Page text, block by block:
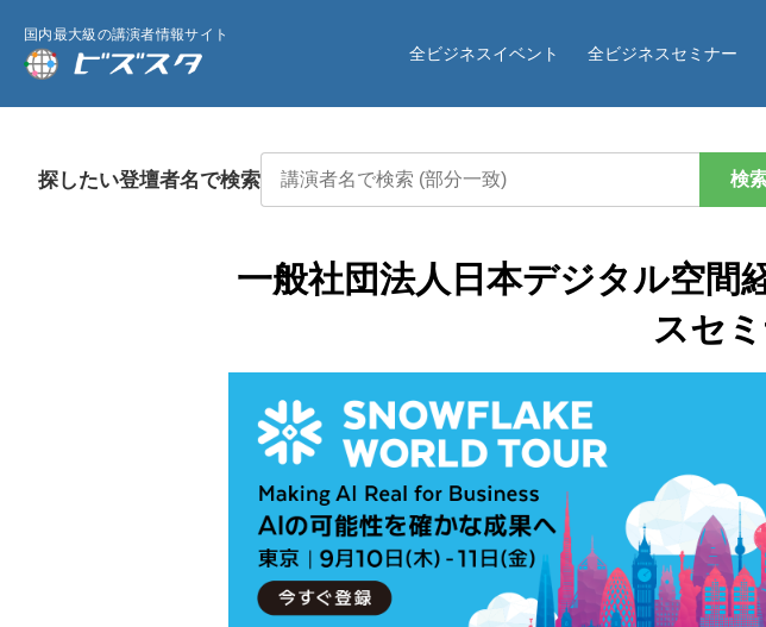
国内最大級の講演者情報サイト
全ビジネスイベント 全ビジネスセミナー
探したい登壇者名で検索 検
一般社団法人日本デジタル空間
スセ